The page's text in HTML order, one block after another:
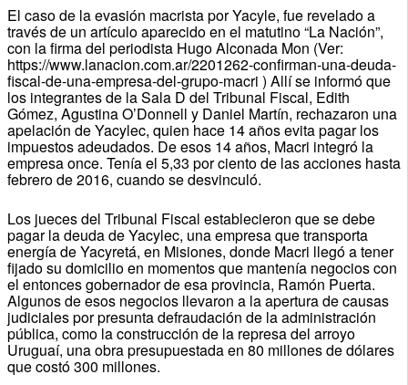
El caso de la evasión macrista por Yacyle, fue revelado a
través de un artículo aparecido en el matutino “La Nación”,
con la firma del periodista Hugo Alconada Mon (Ver:
https://www.lanacion.com.ar/2201262-confirman-una-deuda-
fiscal-de-una-empresa-del-grupo-macri ) Allí se informó que
los integrantes de la Sala D del Tribunal Fiscal, Edith
Gómez, Agustina O’Donnell y Daniel Martín, rechazaron una
apelación de Yacylec, quien hace 14 años evita pagar los
impuestos adeudados. De esos 14 años, Macri integró la
empresa once. Tenía el 5,33 por ciento de las acciones hasta
febrero de 2016, cuando se desvinculó.
Los jueces del Tribunal Fiscal establecieron que se debe
pagar la deuda de Yacylec, una empresa que transporta
energía de Yacyretá, en Misiones, donde Macri llegó a tener
fijado su domicilio en momentos que mantenía negocios con
el entonces gobernador de esa provincia, Ramón Puerta.
Algunos de esos negocios llevaron a la apertura de causas
judiciales por presunta defraudación de la administración
pública, como la construcción de la represa del arroyo
Uruguaí, una obra presupuestada en 80 millones de dólares
que costó 300 millones.